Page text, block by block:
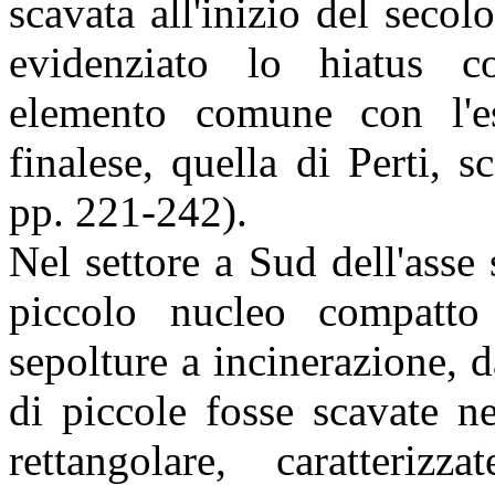
scavata all'inizio del
evidenziato lo hiatus
elemento comune con
finalese, quella di Perti,
pp. 221-242).
Nel settore a Sud
piccolo nucleo
sepolture a incinerazione,
di piccole fosse scavate
rettangolare,